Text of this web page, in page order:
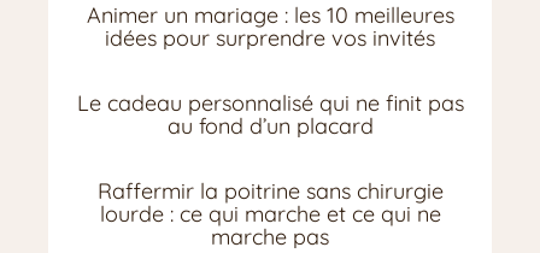
Animer un mariage : les 10 meilleures
idées pour surprendre vos invités
Le cadeau personnalisé qui ne finit pas
au fond d’un placard
Raffermir la poitrine sans chirurgie
lourde : ce qui marche et ce qui ne
marche pas